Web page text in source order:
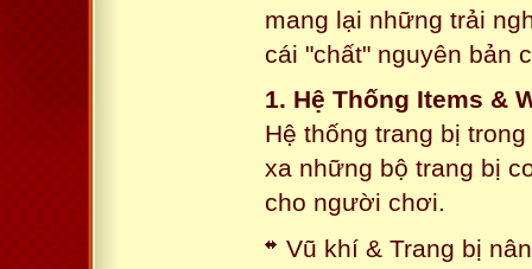
mang lại những trải
cái "chất" nguyên bản
1. Hệ Thống Items &
Hệ thống trang bị
xa những bộ trang bị
cho người chơi.
Vũ khí & Trang bị